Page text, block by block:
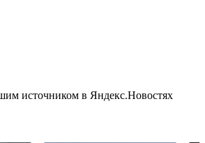
источником в Яндекс.Новостях